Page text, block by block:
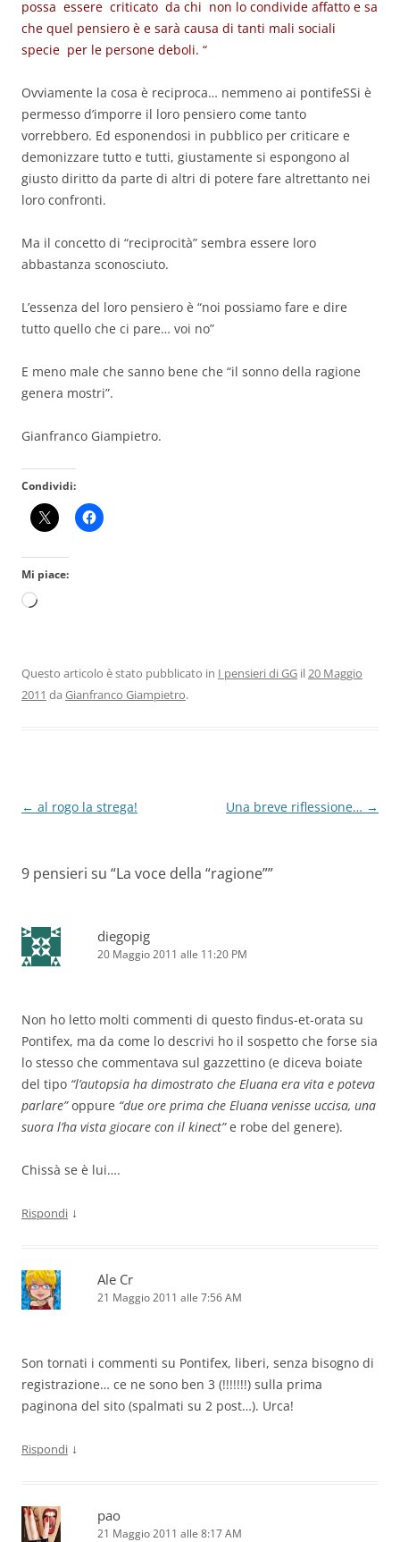
possa essere criticato da chi non lo condivide affatto e sa
che quel pensiero è e sarà causa di tanti mali sociali
specie per le persone deboli. “
Ovviamente la cosa è reciproca… nemmeno ai pontifeSSi è
permesso d’imporre il loro pensiero come tanto
vorrebbero. Ed esponendosi in pubblico per criticare e
demonizzare tutto e tutti, giustamente si espongono al
giusto diritto da parte di altri di potere fare altrettanto nei
loro confronti.
Ma il concetto di “reciprocità” sembra essere loro
abbastanza sconosciuto.
L’essenza del loro pensiero è “noi possiamo fare e dire
tutto quello che ci pare… voi no”
E meno male che sanno bene che “il sonno della ragione
genera mostri”.
Gianfranco Giampietro.
Condividi:
Mi piace:
Caricamento
Questo articolo è stato pubblicato in I pensieri di GG il20 Maggio
2011 da Gianfranco Giampietro.
Navigazione
← al rogo la strega! Una breve riflessione… →
9 pensieri su “La voce della “ragione””
diegopig
20 Maggio 2011 alle 11:20 PM
Non ho letto molti commenti di questo findus-et-orata su
Pontifex, ma da come lo descrivi ho il sospetto che forse sia
lo stesso che commentava sul gazzettino (e diceva boiate
del tipo “l’autopsia ha dimostrato che Eluana era vita e poteva
parlare”oppure “due ore prima che Eluana venisse uccisa, una
suora l’ha vista giocare con il kinect”e robe del genere).
Chissà se è lui….
Rispondi ↓
Ale Cr
21 Maggio 2011 alle 7:56 AM
Son tornati i commenti su Pontifex, liberi, senza bisogno di
registrazione… ce ne sono ben 3 (!!!!!!!) sulla prima
paginona del sito (spalmati su 2 post…). Urca!
Rispondi ↓
pao
21 Maggio 2011 alle 8:17 AM